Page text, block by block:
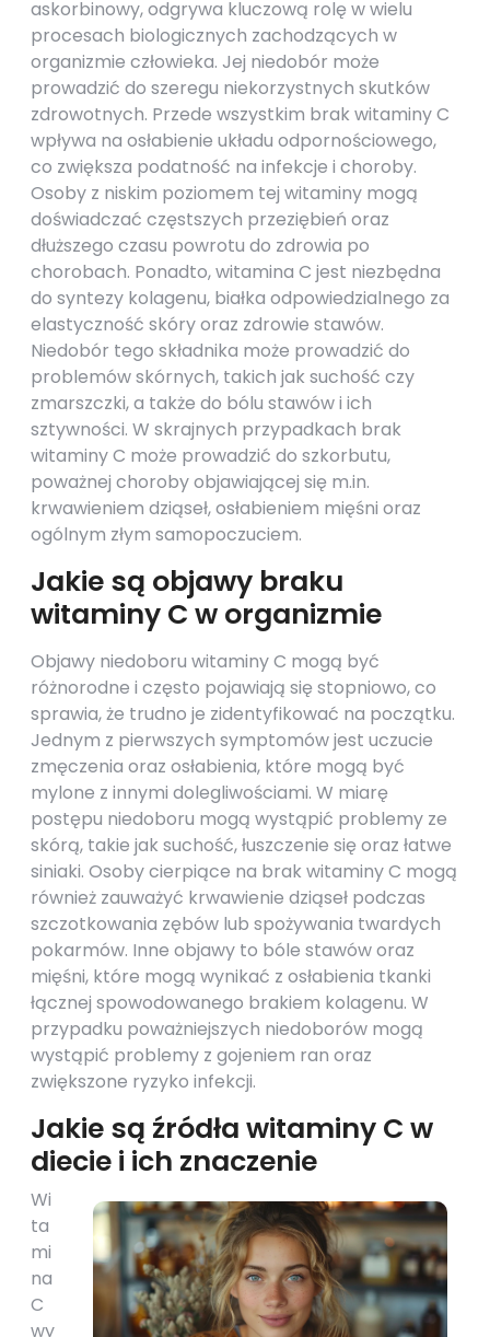
askorbinowy, odgrywa kluczową rolę w wielu
procesach biologicznych zachodzących w
organizmie człowieka. Jej niedobór może
prowadzić do szeregu niekorzystnych skutków
zdrowotnych. Przede wszystkim brak witaminy C
wpływa na osłabienie układu odpornościowego,
co zwiększa podatność na infekcje i choroby.
Osoby z niskim poziomem tej witaminy mogą
doświadczać częstszych przeziębień oraz
dłuższego czasu powrotu do zdrowia po
chorobach. Ponadto, witamina C jest niezbędna
do syntezy kolagenu, białka odpowiedzialnego za
elastyczność skóry oraz zdrowie stawów.
Niedobór tego składnika może prowadzić do
problemów skórnych, takich jak suchość czy
zmarszczki, a także do bólu stawów i ich
sztywności. W skrajnych przypadkach brak
witaminy C może prowadzić do szkorbutu,
poważnej choroby objawiającej się m.in.
krwawieniem dziąseł, osłabieniem mięśni oraz
ogólnym złym samopoczuciem.
Jakie są objawy braku
witaminy C w organizmie
Objawy niedoboru witaminy C mogą być
różnorodne i często pojawiają się stopniowo, co
sprawia, że trudno je zidentyfikować na początku.
Jednym z pierwszych symptomów jest uczucie
zmęczenia oraz osłabienia, które mogą być
mylone z innymi dolegliwościami. W miarę
postępu niedoboru mogą wystąpić problemy ze
skórą, takie jak suchość, łuszczenie się oraz łatwe
siniaki. Osoby cierpiące na brak witaminy C mogą
również zauważyć krwawienie dziąseł podczas
szczotkowania zębów lub spożywania twardych
pokarmów. Inne objawy to bóle stawów oraz
mięśni, które mogą wynikać z osłabienia tkanki
łącznej spowodowanego brakiem kolagenu. W
przypadku poważniejszych niedoborów mogą
wystąpić problemy z gojeniem ran oraz
zwiększone ryzyko infekcji.
Jakie są źródła witaminy C w
diecie i ich znaczenie
Wi
ta
mi
na
C
wy